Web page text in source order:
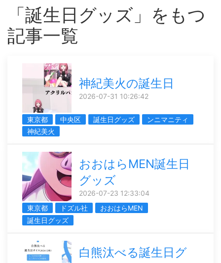
「誕生日グッズ」をもつ
記事一覧
神紀美火の誕生日
2026-07-31 10:26:42
東京都 中央区 誕生日グッズ
ンニマニティ
神紀美火
おおはらMEN誕生日
グッズ
2026-07-23 12:33:04
東京都
ドズル社
おおはらMEN
誕生日グッズ
白熊汰べる誕生日グ